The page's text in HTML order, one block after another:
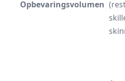
Opbevaringsvolumen